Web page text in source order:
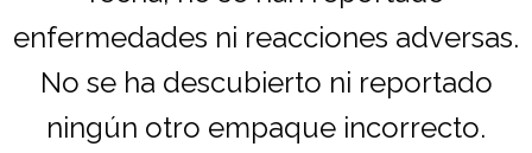
enfermedades ni reacciones adversas.
No se ha descubierto ni reportado
ningún otro empaque incorrecto.